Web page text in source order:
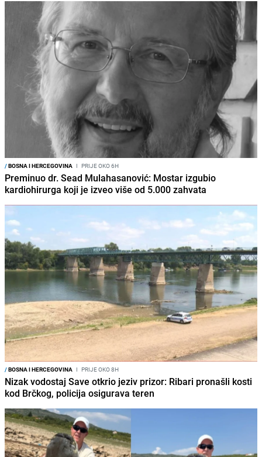
/BOSNA I HERCEGOVINA I PRIJE OKO 6H
Preminuo dr. Sead Mulahasanović: Mostar izgubio
kardiohirurga koji je izveo više od 5.000 zahvata
/BOSNA I HERCEGOVINA I PRIJE OKO 8H
Nizak vodostaj Save otkrio jeziv prizor: Ribari pronašli kosti
kod Brčkog, policija osigurava teren